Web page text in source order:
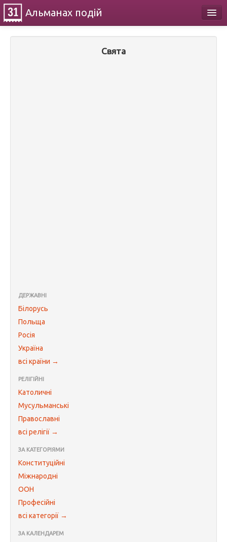
Альманах подій
Свята
ДЕРЖАВНІ
Білорусь
Польща
Росія
Україна
всі країни →
РЕЛІГІЙНІ
Католичні
Мусульманські
Православні
всі релігії →
ЗА КАТЕГОРІЯМИ
Конституційні
Міжнародні
ООН
Професійні
всі категорії →
ЗА КАЛЕНДАРЕМ